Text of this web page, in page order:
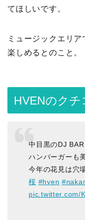
てほしいです。
ミュージックエリ
楽しめるとのこと。
HVENのクチ
中目黒のDJ
ハンバーガーも
今年の花見は穴
桜 #hven
pic.twitter.com/